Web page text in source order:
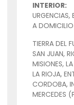
INTERIOR:
URGENCIAS,
A
TIERRA DEL
SAN JUAN,
MISIONES,
LA RIOJA,
CORDOBA,
MERCEDES